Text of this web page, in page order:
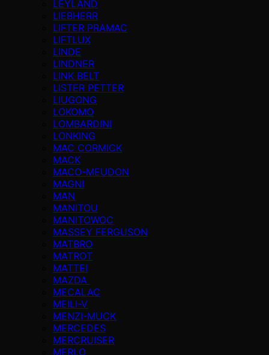
LEYLAND
LIEBHERR
LIFTER PRAMAC
LIFTLUX
LINDE
LINDNER
LINK BELT
LISTER PETTER
LIUGONG
LOKOMO
LOMBARDINI
LONKING
MAC CORMICK
MACK
MACO-MEUDON
MAGNI
MAN
MANITOU
MANITOWOC
MASSEY FERGUSON
MATBRO
MATROT
MATTEI
MAZDA
MECALAC
MEILI-V
MENZI-MUCK
MERCEDES
MERCRUISER
MERLO